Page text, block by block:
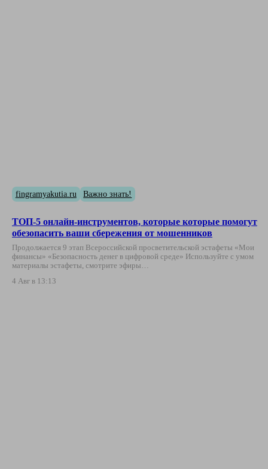
fingramyakutia.ru Важно знать!
ТОП-5 онлайн-инструментов, которые которые помогут
обезопасить ваши сбережения от мошенников
Продолжается 9 этап Всероссийской просветительской эстафеты «Мои
финансы» «Безопасность денег в цифровой среде» Используйте с умом
материалы эстафеты, смотрите эфиры…
4 Авг в 13:13